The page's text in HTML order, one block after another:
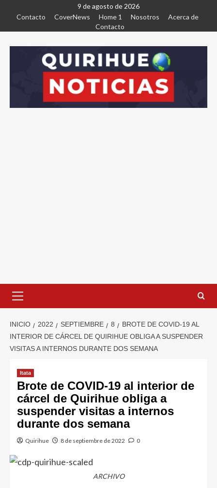
9 de agosto de 2026
Contacto
CoverNews Home 1 Nosotros
Acerca de
Contacto
INICIO 2022 SEPTIEMBRE 8
BROTE DE COVID-19 AL
INTERIOR DE CÁRCEL DE QUIRIHUE OBLIGA A SUSPENDER
VISITAS A INTERNOS DURANTE DOS SEMANA
Itata
Brote de COVID-19 al interior de
cárcel de Quirihue obliga a
suspender visitas a internos
durante dos semana
Quirihue 8 de septiembre de 2022 0
ARCHIVO